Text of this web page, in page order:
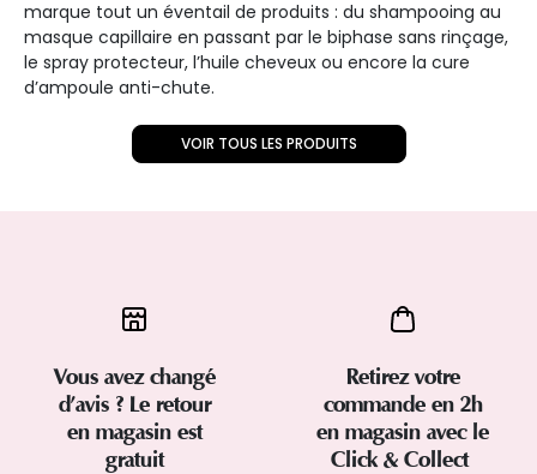
marque tout un éventail de produits : du shampooing au
masque capillaire en passant par le biphase sans rinçage,
le spray protecteur, l’huile cheveux ou encore la cure
d’ampoule anti-chute.
VOIR TOUS LES PRODUITS
Vous avez changé
d’avis ? Le retour
en magasin est
gratuit
Retirez votre
commande en 2h
en magasin avec le
Click & Collect